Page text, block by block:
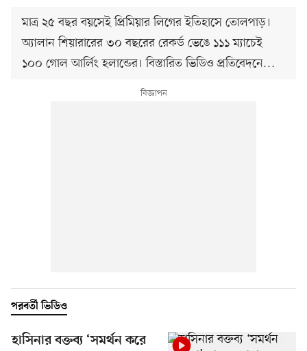
মাত্র ২৫ বছর বয়সেই প্রিমিয়ার লিগের ইতিহাসে তোলপাড়।
অ্যালান শিয়ারারের ৩০ বছরের রেকর্ড ভেঙে ১১১ ম্যাচেই
১০০ গোল আর্লিং হলান্ডের। বিস্তারিত ভিডিও প্রতিবেদনে…
পরবর্তী ভিডিও
হাসিনার বক্তব্য ‘সমর্থন করে